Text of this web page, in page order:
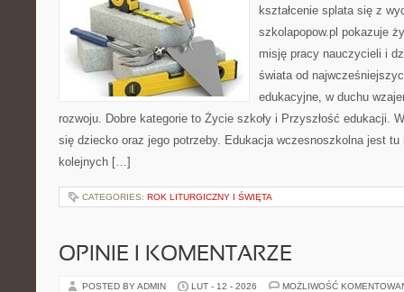
kształcenie splata się z
szkolapopow.pl pokazuje
misję pracy nauczycieli i
świata od
edukacyjne, w duchu
rozwoju. Dobre kategorie to Życie szkoły i Przyszłość edukacji.
się dziecko oraz jego potrzeby. Edukacja wczesnoszkolna jest tu
kolejnych […]
CATEGORIES: ROK LITURGICZNY I ŚWIĘTA
OPINIE I KOMENTARZE
POSTED BY ADMIN LUT - 12 - 2026 MOŻLIWOŚĆ